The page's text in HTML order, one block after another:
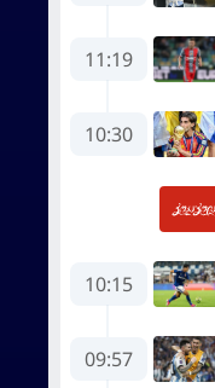
11:19
10:30
10:15
09:57